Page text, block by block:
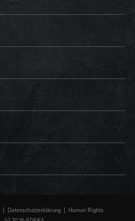
Datenschutzerklärung
Human Rights